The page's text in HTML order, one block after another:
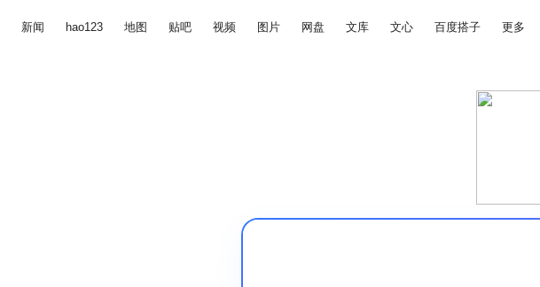
新闻 hao123 地图 贴吧 视频 图片 网盘 文库 文心 百度搭子 更多